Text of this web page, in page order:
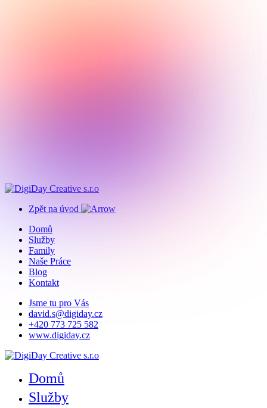
Zpět na úvod
Domů
Služby
Family
Naše Práce
Blog
Kontakt
Jsme tu pro Vás
david.s@digiday.cz
+420 773 725 582
www.digiday.cz
Domů
Služby